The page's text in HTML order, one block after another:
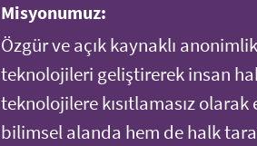
Misyonumuz:
Özgür ve açık kaynaklı
teknolojileri geliştirerek insan
teknolojilere kısıtlamasız
bilimsel alanda hem de halk